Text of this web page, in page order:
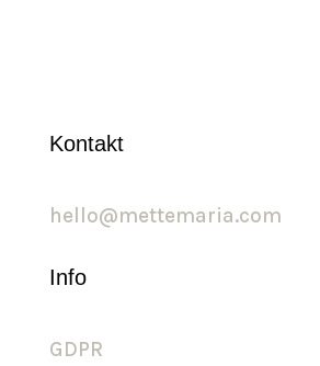
Kontakt
hello@mettemaria.com
Info
GDPR